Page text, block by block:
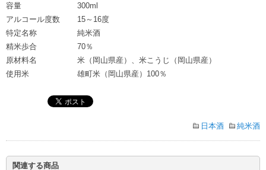
容量
300ml
アルコール度数
15～16度
特定名称
純米酒
精米歩合
70％
原材料名
米（岡山県産）、米こうじ（岡山県産）
使用米
雄町米（岡山県産）100％
日本酒 純米酒
関連する商品